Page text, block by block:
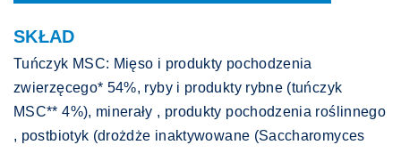
SKŁAD
Tuńczyk MSC: Mięso i produkty pochodzenia
zwierzęcego* 54%, ryby i produkty rybne (tuńczyk
MSC** 4%), minerały , produkty pochodzenia roślinnego
, postbiotyk (drożdże inaktywowane (Saccharomyces